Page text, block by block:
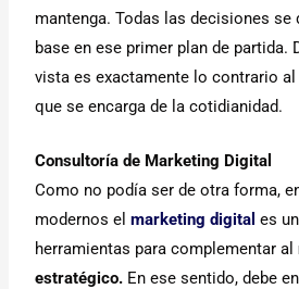
mantenga. Todas las decisiones se
base en ese primer plan de partida.
vista es exactamente lo contrario
que se encarga de la cotidianidad.
Consultoría de Marketing Digital
Como no podía ser de otra forma,
modernos elmarketing digital es
herramientas para complementar al
estratégico. En ese sentido, debe